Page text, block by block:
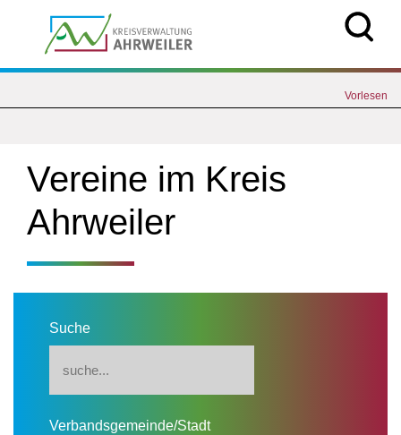
Vorlesen
Vereine im Kreis
Ahrweiler
Suche
Verbandsgemeinde/Stadt